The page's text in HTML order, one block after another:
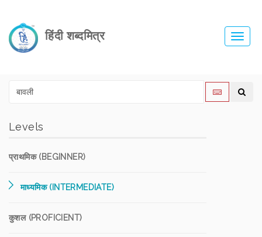
हिंदी शब्दमित्र
Levels
प्राथमिक (BEGINNER)
माध्यमिक (INTERMEDIATE)
कुशल (PROFICIENT)